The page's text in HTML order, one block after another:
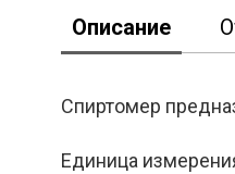
Описание
Спиртомер
Единица